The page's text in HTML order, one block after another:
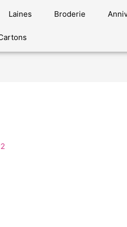
Laines Broderie